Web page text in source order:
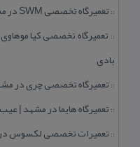
:: تعمیرگاه تخصصی SWM در مشهد | تعمیر موتور، گیربكس و عیب‌یابی برق
:: تعمیرگاه تخصصی كیا
بادی
:: تعمیرگاه تخصصی چری در مشهد | ۱۰ سال تجربه و
::تعمیرگاه هایما در مشهد |
:: تعمیرات تخصصی لكسوس در